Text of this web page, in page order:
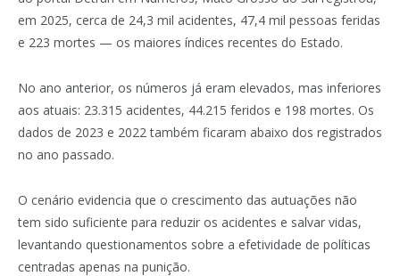
em 2025, cerca de 24,3 mil acidentes, 47,4 mil pessoas feridas
e 223 mortes — os maiores índices recentes do Estado.
No ano anterior, os números já eram elevados, mas inferiores
aos atuais: 23.315 acidentes, 44.215 feridos e 198 mortes. Os
dados de 2023 e 2022 também ficaram abaixo dos registrados
no ano passado.
O cenário evidencia que o crescimento das autuações não
tem sido suficiente para reduzir os acidentes e salvar vidas,
levantando questionamentos sobre a efetividade de políticas
centradas apenas na punição.